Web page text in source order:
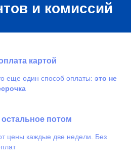
и комиссий
картой
еще один способ оплаты: это не
потом
цены каждые две недели. Без